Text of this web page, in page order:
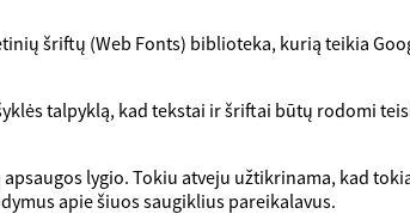
šriftų (Web Fonts) biblioteka, kurią teikia
talpyklą, kad tekstai ir šriftai būtų rodomi
lygio. Tokiu atveju užtikrinama, kad
apie šiuos saugiklius pareikalavus.